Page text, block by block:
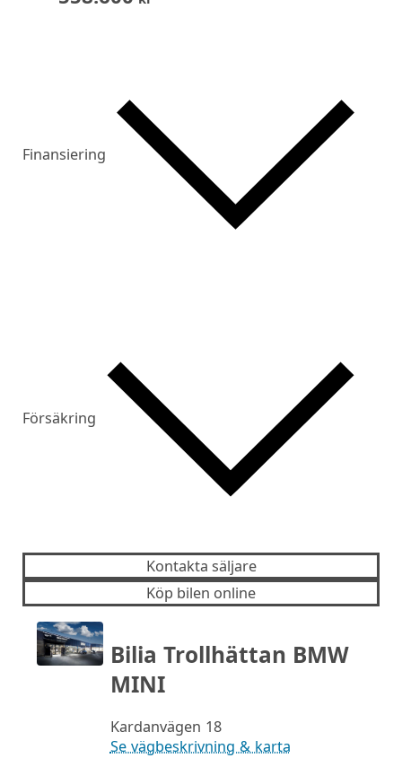
Finansiering
Försäkring
Kontakta säljare
Köp bilen online
Bilia Trollhättan BMW
MINI
Kardanvägen 18
Se vägbeskrivning & karta